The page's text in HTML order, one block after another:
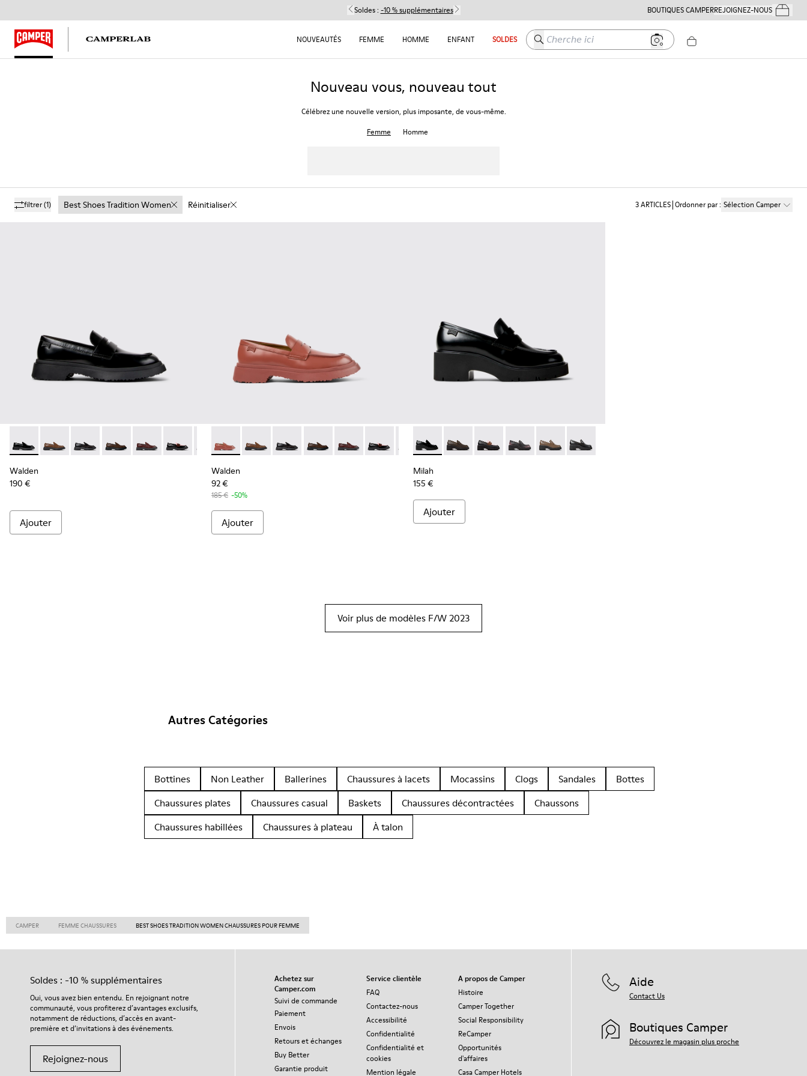
Soldes : -10 % supplémentaires BOUTIQUES CAMPERREJOIGNEZ-NOUSMes
NOUVEAUTÉS FEMME HOMME ENFANT SOLDES Cherche ici
Nouveau vous, nouveau tout
Célébrez une nouvelle version, plus imposante, de vous-même.
Femme
Homme
filtrer(1) Best Shoes Tradition Women Réinitialiser 3ARTICLES Ordonner par: Sélection Camper
Walden - K201116-019 - Mocassins en cuir noir pour femme.
Walden - K201116-048
Walden - K201116-047
Walden - K201116-045
Walden - K201116-044
Walden - K201116-042
Walden - K201116-040
Walden - K201116-026 - Mocassins en cuir rouge pour femme
Walden
190 €
Ajouter
Walden - K201116-026 - Mocassins en cuir rouge pour femme
Walden - K201116-048
Walden - K201116-047
Walden - K201116-045
Walden - K201116-044
Walden - K201116-042
Walden - K201116-040
Walden - K201116-019 - Mocassins en cuir noir pour femme.
Walden
92 €
185 € -50%
Ajouter
Milah - K201425-002 - Mocassins en cuir noir pour femme.
Milah - K201425-037
Milah - K201425-036
Milah - K201425-033
Milah - K201425-007
Milah - K201425-006
Milah
155 €
Ajouter
Voir plus de modèles F/W 2023
Autres Catégories
Bottines Non Leather Ballerines Chaussures à lacets Mocassins Clogs Sandales
Bottes
Chaussures plates
Chaussures casual Baskets Chaussures décontractées
Chaussons
Chaussures habillées
Chaussures à plateau À talon
CAMPER FEMME CHAUSSURES BEST SHOES TRADITION WOMEN CHAUSSURES POUR FEMME
Soldes : -10 % supplémentaires
Oui, vous avez bien entendu. En rejoignant notre
communauté, vous profiterez d’avantages exclusifs,
notamment de réductions, d’accès en avant-
première et d’invitations à des événements.
Rejoignez-nous
Achetez sur
Camper.com
Suivi de commande
Paiement
Envois
Retours et échanges
Buy Better
Garantie produit
Service clientèle
FAQ
Contactez-nous
Accessibilité
Confidentialité
Confidentialité et
cookies
Mention légale
A propos de Camper
Histoire
Camper Together
Social Responsibility
ReCamper
Opportunités
d'affaires
Casa Camper Hotels
Aide
Contact Us
Boutiques Camper
Découvrez le magasin plus proche